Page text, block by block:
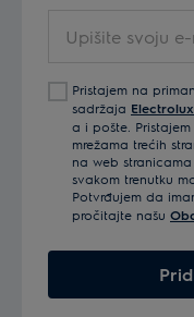
svoju
mail
adresu
Pristajem na
sadržaja
a i pošte.
mrežama trećih
na web
svakom trenutku
Potvrđujem da
pročitajte našu